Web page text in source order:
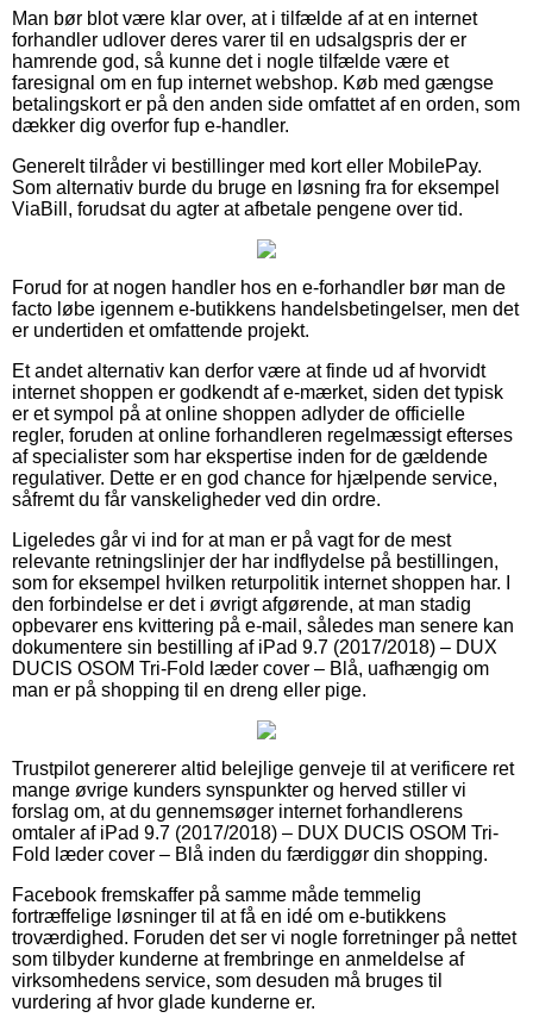
Man bør blot være klar over, at i tilfælde af at en internet
forhandler udlover deres varer til en udsalgspris der er
hamrende god, så kunne det i nogle tilfælde være et
faresignal om en fup internet webshop. Køb med gængse
betalingskort er på den anden side omfattet af en orden, som
dækker dig overfor fup e-handler.
Generelt tilråder vi bestillinger med kort eller MobilePay.
Som alternativ burde du bruge en løsning fra for eksempel
ViaBill, forudsat du agter at afbetale pengene over tid.
Forud for at nogen handler hos en e-forhandler bør man de
facto løbe igennem e-butikkens handelsbetingelser, men det
er undertiden et omfattende projekt.
Et andet alternativ kan derfor være at finde ud af hvorvidt
internet shoppen er godkendt af e-mærket, siden det typisk
er et sympol på at online shoppen adlyder de officielle
regler, foruden at online forhandleren regelmæssigt efterses
af specialister som har ekspertise inden for de gældende
regulativer. Dette er en god chance for hjælpende service,
såfremt du får vanskeligheder ved din ordre.
Ligeledes går vi ind for at man er på vagt for de mest
relevante retningslinjer der har indflydelse på bestillingen,
som for eksempel hvilken returpolitik internet shoppen har. I
den forbindelse er det i øvrigt afgørende, at man stadig
opbevarer ens kvittering på e-mail, således man senere kan
dokumentere sin bestilling af iPad 9.7 (2017/2018) – DUX
DUCIS OSOM Tri-Fold læder cover – Blå, uafhængig om
man er på shopping til en dreng eller pige.
Trustpilot genererer altid belejlige genveje til at verificere ret
mange øvrige kunders synspunkter og herved stiller vi
forslag om, at du gennemsøger internet forhandlerens
omtaler af iPad 9.7 (2017/2018) – DUX DUCIS OSOM Tri-
Fold læder cover – Blå inden du færdiggør din shopping.
Facebook fremskaffer på samme måde temmelig
fortræffelige løsninger til at få en idé om e-butikkens
troværdighed. Foruden det ser vi nogle forretninger på nettet
som tilbyder kunderne at frembringe en anmeldelse af
virksomhedens service, som desuden må bruges til
vurdering af hvor glade kunderne er.